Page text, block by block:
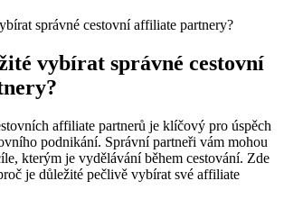
vybírat správné cestovní
affiliate partnerů je klíčový pro úspěch
podnikání. Správní partneři vám mohou
kterým je vydělávání během cestování. Zde
je důležité pečlivě vybírat své affiliate